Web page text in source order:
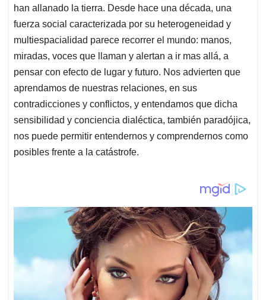
han allanado la tierra. Desde hace una década, una
fuerza social caracterizada por su heterogeneidad y
multiespacialidad parece recorrer el mundo: manos,
miradas, voces que llaman y alertan a ir mas allá, a
pensar con efecto de lugar y futuro. Nos advierten que
aprendamos de nuestras relaciones, en sus
contradicciones y conflictos, y entendamos que dicha
sensibilidad y conciencia dialéctica, también paradójica,
nos puede permitir entendernos y comprendernos como
posibles frente a la catástrofe.